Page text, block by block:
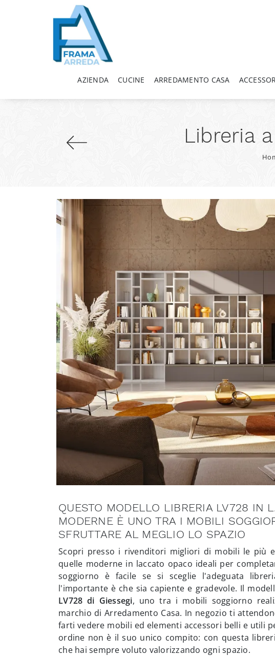
AZIENDA CUCINE ARREDAMENTO CASA
Libreria
QUESTO MODELLO LIBRERIA LV728 IN
MODERNE È UNO TRA I MOBILI
SFRUTTARE AL MEGLIO LO SPAZIO
Scopri presso i rivenditori migliori di mobili le più
quelle moderne in laccato opaco ideali per
soggiorno è facile se si sceglie l'adeguata
l'importante è che sia capiente e gradevole. Il
LV728 di Giessegi, uno tra i mobili soggiorno
marchio di Arredamento Casa. In negozio ti
farti vedere mobili ed elementi accessori belli e utili
ordine non è il suo unico compito: con questa
che hai sempre voluto valorizzando ogni spazio.